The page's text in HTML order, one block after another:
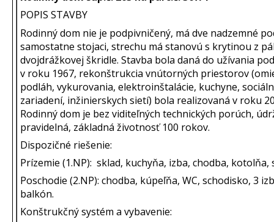
POPIS STAVBY
Rodinný dom nie je podpivničený, má dve nadzemné
samostatne stojaci, strechu má stanovú s krytinou z
dvojdrážkovej škridle. Stavba bola daná do užívania
v roku 1967, rekonštrukcia vnútorných priestorov
podláh, vykurovania, elektroinštalácie, kuchyne,
zariadení, inžinierskych sietí) bola realizovaná v roku
Rodinný dom je bez viditeľných technických porúch,
pravidelná, základná životnosť 100 rokov.
Dispozičné riešenie:
Prízemie (1.NP): sklad, kuchyňa, izba, chodba, kotolňa,
Poschodie (2.NP): chodba, kúpeľňa, WC, schodisko, 3
balkón.
Konštrukčný systém a vybavenie: